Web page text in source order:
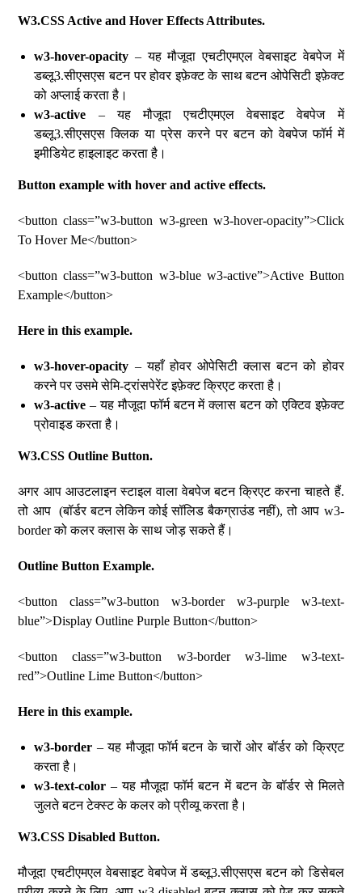
W3.CSS Active and Hover Effects Attributes.
w3-hover-opacity – यह मौजूदा एचटीएमएल वेबसाइट वेबपेज में
डब्लू3.सीएसएस बटन पर होवर इफ़ेक्ट के साथ बटन ओपेसिटी इफ़ेक्ट
को अप्लाई करता है।
w3-active – यह मौजूदा एचटीएमएल वेबसाइट वेबपेज में
डब्लू3.सीएसएस क्लिक या प्रेस करने पर बटन को वेबपेज फॉर्म में
इमीडियेट हाइलाइट करता है।
Button example with hover and active effects.
<button class=”w3-button w3-green w3-hover-opacity”>Click
To Hover Me</button>
<button class=”w3-button w3-blue w3-active”>Active Button
Example</button>
Here in this example.
w3-hover-opacity – यहाँ होवर ओपेसिटी क्लास बटन को होवर
करने पर उसमे सेमि-ट्रांसपेरेंट इफ़ेक्ट क्रिएट करता है।
w3-active – यह मौजूदा फॉर्म बटन में क्लास बटन को एक्टिव इफ़ेक्ट
प्रोवाइड करता है।
W3.CSS Outline Button.
अगर आप आउटलाइन स्टाइल वाला वेबपेज बटन क्रिएट करना चाहते हैं.
तो आप (बॉर्डर बटन लेकिन कोई सॉलिड बैकग्राउंड नहीं), तो आप w3-
border को कलर क्लास के साथ जोड़ सकते हैं।
Outline Button Example.
<button class=”w3-button w3-border w3-purple w3-text-
blue”>Display Outline Purple Button</button>
<button class=”w3-button w3-border w3-lime w3-text-
red”>Outline Lime Button</button>
Here in this example.
w3-border – यह मौजूदा फॉर्म बटन के चारों ओर बॉर्डर को क्रिएट
करता है।
w3-text-color – यह मौजूदा फॉर्म बटन में बटन के बॉर्डर से मिलते
जुलते बटन टेक्स्ट के कलर को प्रीव्यू करता है।
W3.CSS Disabled Button.
मौजूदा एचटीएमएल वेबसाइट वेबपेज में डब्लू3.सीएसएस बटन को डिसेबल